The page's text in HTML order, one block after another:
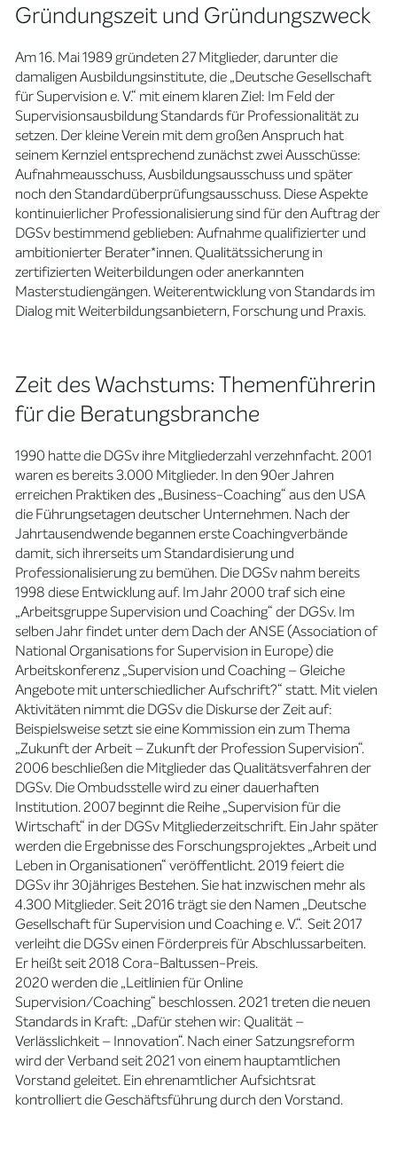
Gründungszeit und Gründungszweck
Am 16. Mai 1989 gründeten 27 Mitglieder, darunter die
damaligen Ausbildungsinstitute, die „Deutsche Gesellschaft
für Supervision e. V.“ mit einem klaren Ziel: Im Feld der
Supervisionsausbildung Standards für Professionalität zu
setzen. Der kleine Verein mit dem großen Anspruch hat
seinem Kernziel entsprechend zunächst zwei Ausschüsse:
Aufnahmeausschuss, Ausbildungsausschuss und später
noch den Standardüberprüfungsausschuss. Diese Aspekte
kontinuierlicher Professionalisierung sind für den Auftrag der
DGSv bestimmend geblieben: Aufnahme qualifizierter und
ambitionierter Berater*innen. Qualitätssicherung in
zertifizierten Weiterbildungen oder anerkannten
Masterstudiengängen. Weiterentwicklung von Standards im
Dialog mit Weiterbildungsanbietern, Forschung und Praxis.
Zeit des Wachstums: Themenführerin
für die Beratungsbranche
1990 hatte die DGSv ihre Mitgliederzahl verzehnfacht. 2001
waren es bereits 3.000 Mitglieder. In den 90er Jahren
erreichen Praktiken des „Business-Coaching“ aus den USA
die Führungsetagen deutscher Unternehmen. Nach der
Jahrtausendwende begannen erste Coachingverbände
damit, sich ihrerseits um Standardisierung und
Professionalisierung zu bemühen. Die DGSv nahm bereits
1998 diese Entwicklung auf. Im Jahr 2000 traf sich eine
„Arbeitsgruppe Supervision und Coaching“ der DGSv. Im
selben Jahr findet unter dem Dach der ANSE (Association of
National Organisations for Supervision in Europe) die
Arbeitskonferenz „Supervision und Coaching – Gleiche
Angebote mit unterschiedlicher Aufschrift?“ statt. Mit vielen
Aktivitäten nimmt die DGSv die Diskurse der Zeit auf:
Beispielsweise setzt sie eine Kommission ein zum Thema
„Zukunft der Arbeit – Zukunft der Profession Supervision“.
2006 beschließen die Mitglieder das Qualitätsverfahren der
DGSv. Die Ombudsstelle wird zu einer dauerhaften
Institution. 2007 beginnt die Reihe „Supervision für die
Wirtschaft“ in der DGSv Mitgliederzeitschrift. Ein Jahr später
werden die Ergebnisse des Forschungsprojektes „Arbeit und
Leben in Organisationen“ veröffentlicht. 2019 feiert die
DGSv ihr 30jähriges Bestehen. Sie hat inzwischen mehr als
4.300 Mitglieder. Seit 2016 trägt sie den Namen „Deutsche
Gesellschaft für Supervision und Coaching e. V.“. Seit 2017
verleiht die DGSv einen Förderpreis für Abschlussarbeiten.
Er heißt seit 2018 Cora-Baltussen-Preis.
2020 werden die „Leitlinien für Online
Supervision/Coaching“ beschlossen. 2021 treten die neuen
Standards in Kraft: „Dafür stehen wir: Qualität –
Verlässlichkeit – Innovation“. Nach einer Satzungsreform
wird der Verband seit 2021 von einem hauptamtlichen
Vorstand geleitet. Ein ehrenamtlicher Aufsichtsrat
kontrolliert die Geschäftsführung durch den Vorstand.